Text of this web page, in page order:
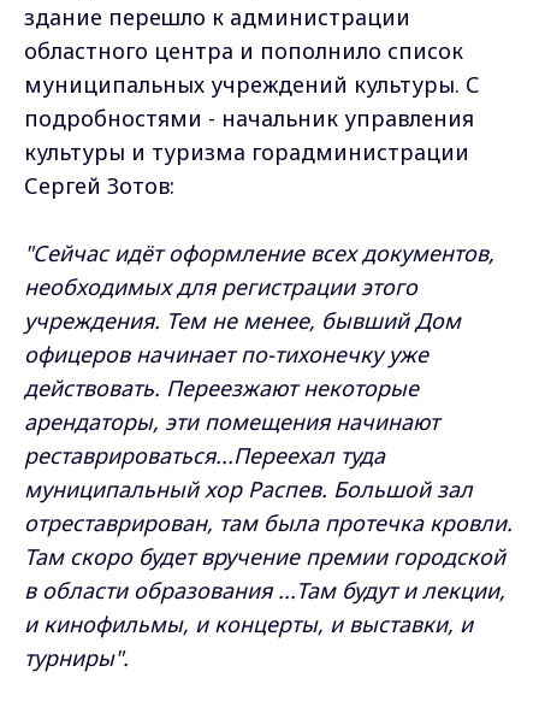
здание перешло к администрации
областного центра и пополнило список
муниципальных учреждений культуры. С
подробностями - начальник управления
культуры и туризма горадминистрации
Сергей Зотов:
"Сейчас идёт оформление всех документов,
необходимых для регистрации этого
учреждения. Тем не менее, бывший Дом
офицеров начинает по-тихонечку уже
действовать. Переезжают некоторые
арендаторы, эти помещения начинают
реставрироваться...Переехал туда
муниципальный хор Распев. Большой зал
отреставрирован, там была протечка кровли.
Там скоро будет вручение премии городской
в области образования ...Там будут и лекции,
и кинофильмы, и концерты, и выставки, и
турниры".